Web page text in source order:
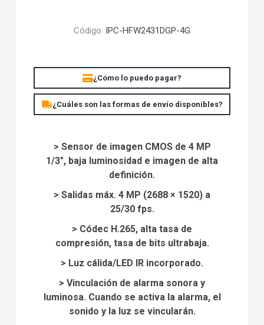
Código: IPC-HFW2431DGP-4G
¿Cómo lo puedo pagar?
¿Cuáles son las formas de envío disponibles?
> Sensor de imagen CMOS de 4 MP
1/3", baja luminosidad e imagen de alta
definición.
> Salidas máx. 4 MP (2688 × 1520) a
25/30 fps.
> Códec H.265, alta tasa de
compresión, tasa de bits ultrabaja.
> Luz cálida/LED IR incorporado.
> Vinculación de alarma sonora y
luminosa. Cuando se activa la alarma, el
sonido y la luz se vincularán.